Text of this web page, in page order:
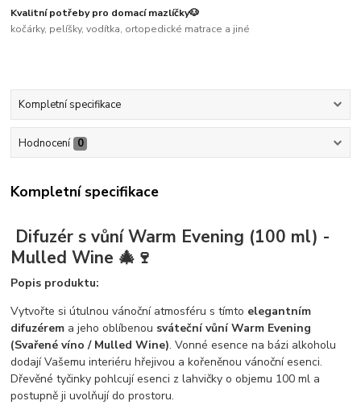
Kvalitní potřeby pro domací mazlíčky🐶
kočárky, pelíšky, vodítka, ortopedické matrace a jiné
Kompletní specifikace
Hodnocení 0
Kompletní specifikace
Difuzér s vůní Warm Evening (100 ml) -
Mulled Wine 🎄🍷
Popis produktu:
Vytvořte si útulnou vánoční atmosféru s tímto elegantním
difuzérem a jeho oblíbenou sváteční vůní Warm Evening
(Svařené víno / Mulled Wine). Vonné esence na bázi alkoholu
dodají Vašemu interiéru hřejivou a kořeněnou vánoční esenci.
Dřevěné tyčinky pohlcují esenci z lahvičky o objemu 100 ml a
postupně ji uvolňují do prostoru.